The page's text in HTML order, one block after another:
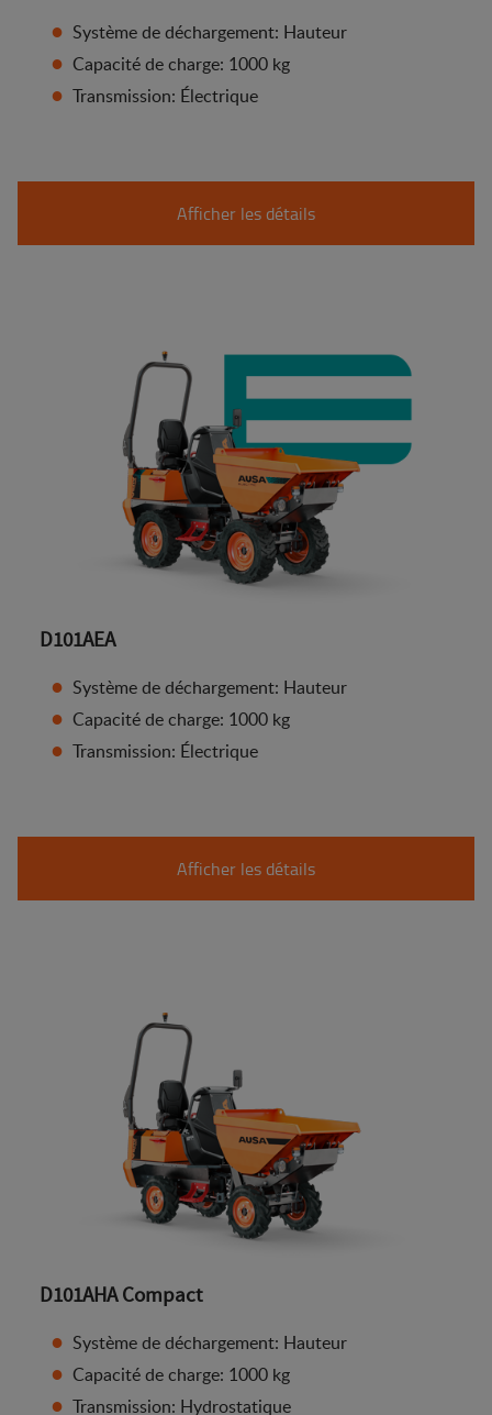
Système de déchargement: Hauteur
Capacité de charge: 1000 kg
Transmission: Électrique
Afficher les détails
D101AEA
Système de déchargement: Hauteur
Capacité de charge: 1000 kg
Transmission: Électrique
Afficher les détails
D101AHA Compact
Système de déchargement: Hauteur
Capacité de charge: 1000 kg
Transmission: Hydrostatique